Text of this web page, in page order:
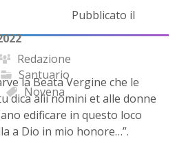
Pubblicato il
Redazione
Santuario
Novena
la Beata Vergine che le
dica alii nomini et alle donne
edificare in questo loco
a Dio in mio honore…”.